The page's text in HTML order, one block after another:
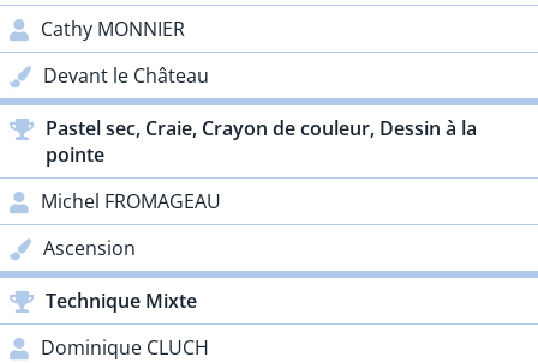
Cathy MONNIER
Devant le Château
Pastel sec, Craie, Crayon de couleur, Dessin à la
pointe
Michel FROMAGEAU
Ascension
Technique Mixte
Dominique CLUCH